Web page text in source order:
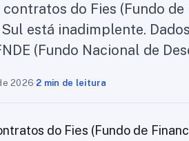
contratos do Fies (Fundo
está inadimplente.
(Fundo Nacional de
2026·2 min de leitura
do Fies (Fundo de